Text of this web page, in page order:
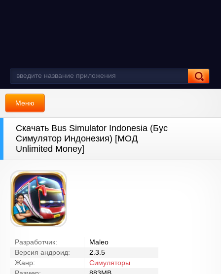
Меню
Скачать Bus Simulator Indonesia (Бус
Симулятор Индонезия) [МОД
Unlimited Money]
Разработчик:
Maleo
Версия андроид:
2.3.5
Жанр:
Симуляторы